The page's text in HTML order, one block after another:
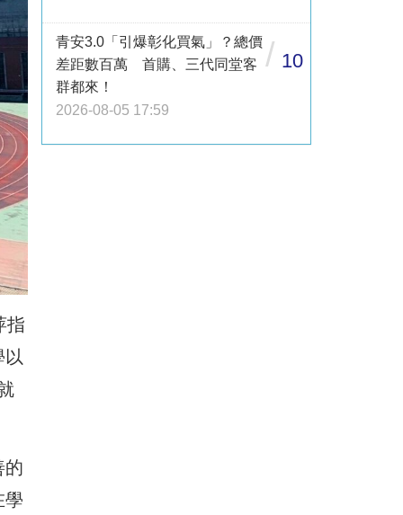
指
以
的
學
青安3.0「引爆彰化買氣」？總價
差距數百萬 首購、三代同堂客
群都來！
2026-08-05 17:59
/ 10